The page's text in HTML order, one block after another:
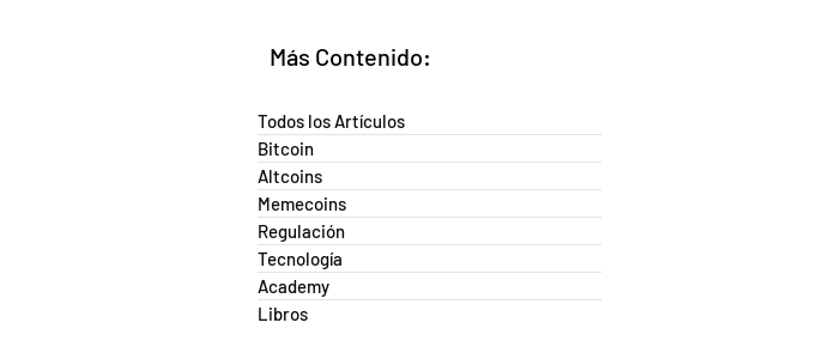
Más Contenido:
Todos los Artículos
Bitcoin
Altcoins
Memecoins
Regulación
Tecnología
Academy
Libros